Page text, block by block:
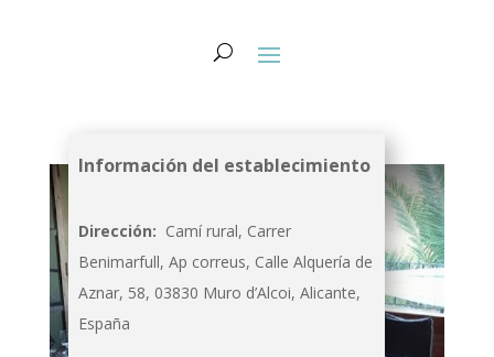
Información del establecimiento
Dirección: Camí rural, Carrer
Benimarfull, Ap correus, Calle Alquería de
Aznar, 58, 03830 Muro d’Alcoi, Alicante,
España